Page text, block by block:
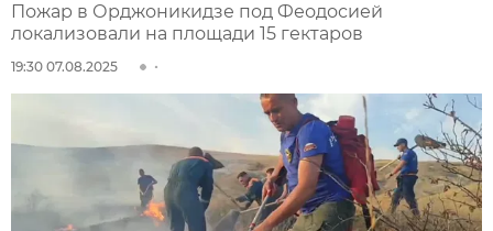
Пожар в Орджоникидзе под Феодосией
локализовали на площади 15 гектаров
19:30 07.08.2025